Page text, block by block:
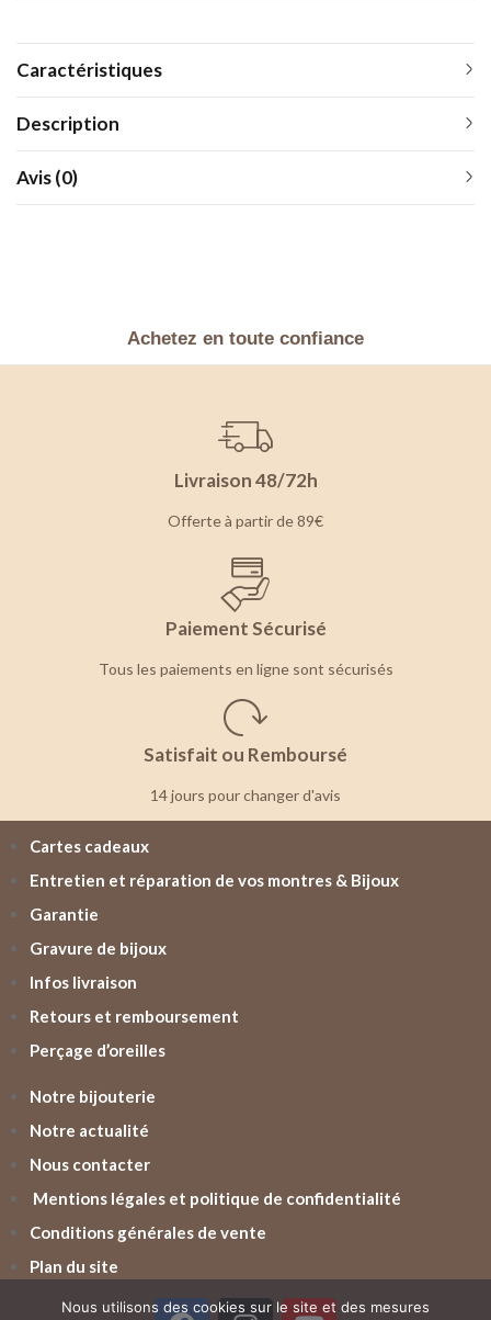
Caractéristiques
Description
Avis (0)
Achetez en toute confiance
Livraison 48/72h
Offerte à partir de 89€
Paiement Sécurisé
Tous les paiements en ligne sont sécurisés
Satisfait ou Remboursé
14 jours pour changer d'avis
Cartes cadeaux
Entretien et réparation de vos montres & Bijoux
Garantie
Gravure de bijoux
Infos livraison
Retours et remboursement
Perçage d’oreilles
Notre bijouterie
Notre actualité
Nous contacter
Mentions légales et politique de confidentialité
Conditions générales de vente
Plan du site
Nous utilisons des cookies sur le site et des mesures